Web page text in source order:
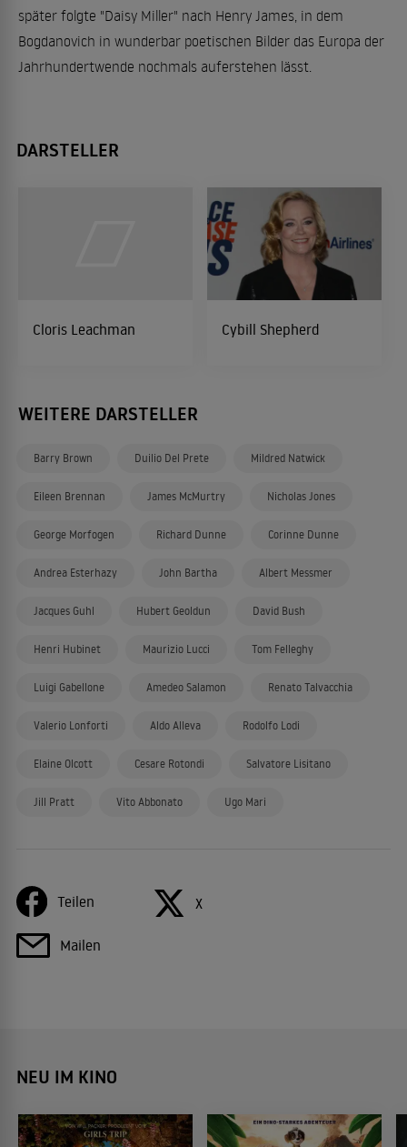
später folgte "Daisy Miller" nach Henry James, in dem
Bogdanovich in wunderbar poetischen Bilder das Europa der
Jahrhundertwende nochmals auferstehen lässt.
DARSTELLER
Cloris Leachman Cybill Shepherd
WEITERE DARSTELLER
Barry Brown Duilio Del Prete Mildred Natwick
Eileen Brennan James McMurtry Nicholas Jones
George Morfogen Richard Dunne Corinne Dunne
Andrea Esterhazy John Bartha Albert Messmer
Jacques Guhl Hubert Geoldun David Bush
Henri Hubinet Maurizio Lucci Tom Felleghy
Luigi Gabellone Amedeo Salamon Renato Talvacchia
Valerio Lonforti Aldo Alleva Rodolfo Lodi
Elaine Olcott Cesare Rotondi Salvatore Lisitano
Jill Pratt Vito Abbonato Ugo Mari
Teilen X
Mailen
NEU IM KINO